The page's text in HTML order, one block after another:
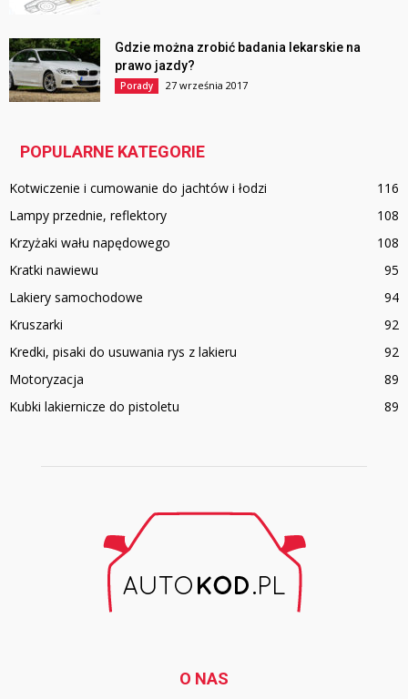
Gdzie można zrobić badania lekarskie na
prawo jazdy?
Porady 27 września 2017
POPULARNE KATEGORIE
Kotwiczenie i cumowanie do jachtów i łodzi
116
Lampy przednie, reflektory
108
Krzyżaki wału napędowego
108
Kratki nawiewu
95
Lakiery samochodowe
94
Kruszarki
92
Kredki, pisaki do usuwania rys z lakieru
92
Motoryzacja
89
Kubki lakiernicze do pistoletu
89
O NAS